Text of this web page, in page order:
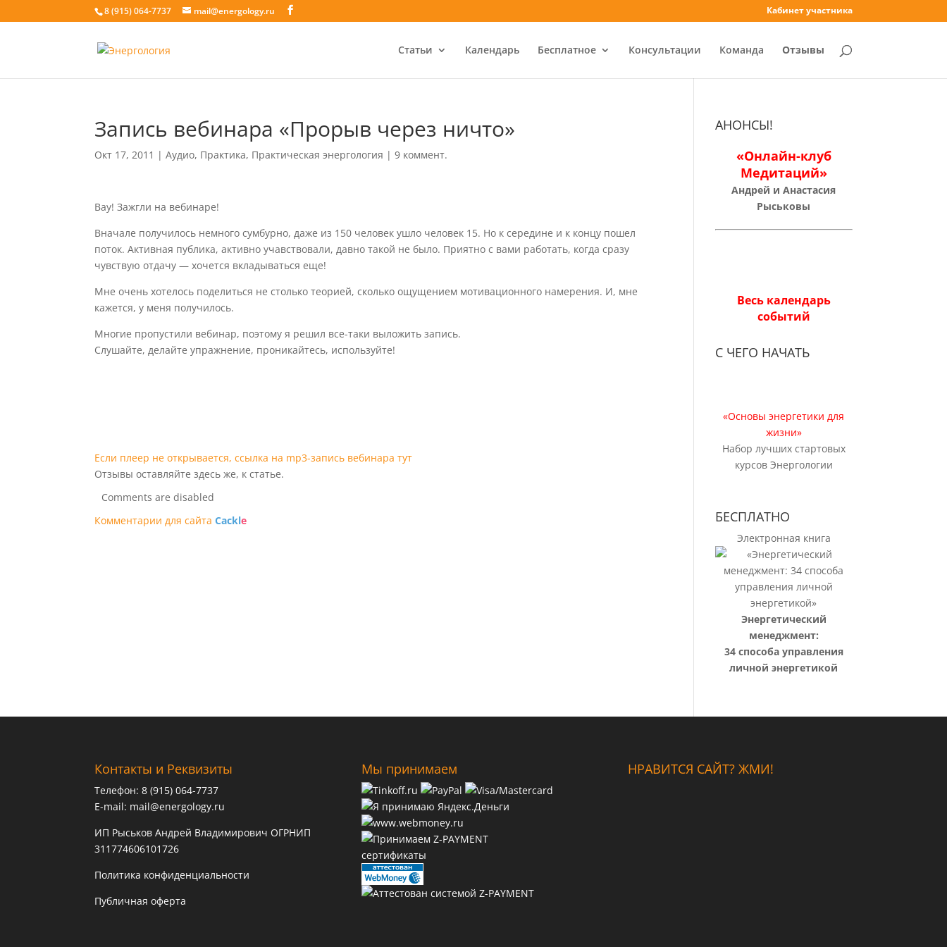
8 (915) 064-7737 mail@energology.ru Кабинет участника
Статьи Календарь Бесплатное Консультации Команда Отзывы
Запись вебинара «Прорыв через ничто»
Окт 17, 2011 |Аудио, Практика, Практическая энергология |9 коммент.
Вау! Зажгли на вебинаре!
Вначале получилось немного сумбурно, даже из 150 человек ушло человек 15. Но к середине и к концу пошел
поток. Активная публика, активно учавствовали, давно такой не было. Приятно с вами работать, когда сразу
чувствую отдачу — хочется вкладываться еще!
Мне очень хотелось поделиться не столько теорией, сколько ощущением мотивационного намерения. И, мне
кажется, у меня получилось.
Многие пропустили вебинар, поэтому я решил все-таки выложить запись.
Слушайте, делайте упражнение, проникайтесь, используйте!
Если плеер не открывается, ссылка на mp3-запись вебинара тут
Отзывы оставляйте здесь же, к статье.
Comments are disabled
Комментарии для сайтаCackle
АНОНСЫ!
«Онлайн-клуб
Медитаций»
Андрей и Анастасия
Рыськовы
Весь календарь
событий
С ЧЕГО НАЧАТЬ
«Основы энергетики для
жизни»
Набор лучших стартовых
курсов Энергологии
БЕСПЛАТНО
Электронная книга
Энергетический
менеджмент:
34 способа управления
личной энергетикой
Контакты и Реквизиты
Телефон: 8 (915) 064-7737
E-mail: mail@energology.ru
ИП Рыськов Андрей Владимирович ОГРНИП
311774606101726
Политика конфиденциальности
Публичная оферта
Мы принимаем
сертификаты
НРАВИТСЯ САЙТ? ЖМИ!